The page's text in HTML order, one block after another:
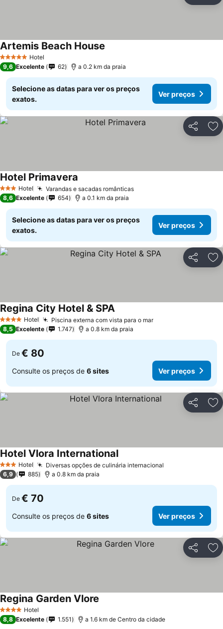
5 Estrelas Hotel
Artemis Beach House
9,6 Excelente 62 a 0.2 km da praia
Selecione as datas para ver os preços
exatos.
Ver preços
Partilhar
3 EstrelasHotel Varandas e sacadas românticasVer preços
Hotel Primavera
8,6 Excelente 654 a 0.1 km da praia
Selecione as datas para ver os preços
exatos.
Ver preços
Partilhar
4 EstrelasHotel Piscina externa com vista para o marVer preços
Regina City Hotel & SPAVer preços
8,5 Excelente 1.747 a 0.8 km da praia
De € 80
Consulte os preços de 6 sites Ver preços
Partilhar
3 EstrelasHotel Diversas opções de culinária internacional
Hotel Vlora InternationalVer preços
6,9 885 a 0.8 km da praia
De € 70
Consulte os preços de 6 sites Ver preços
Partilhar
4 EstrelasHotel
Regina Garden Vlore
8,8 Excelente 1.551 a 1.6 km de Centro da cidade